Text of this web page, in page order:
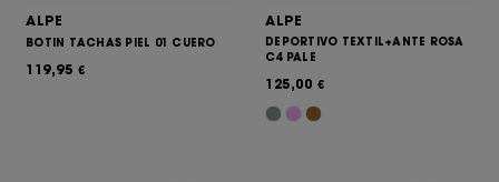
ALPE
BOTIN TACHAS PIEL 01 CUERO
119,95 €
ALPE
DEPORTIVO TEXTIL+ANTE ROSA
C4 PALE
125,00 €